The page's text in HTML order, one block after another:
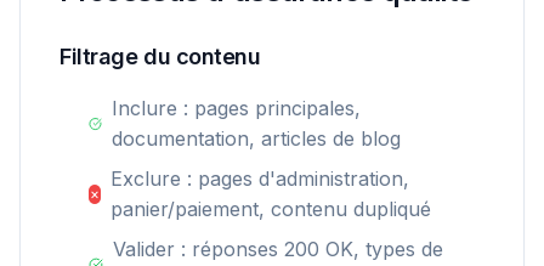
Filtrage du contenu
Inclure : pages principales,
documentation, articles de blog
×
Exclure : pages d'administration,
panier/paiement, contenu dupliqué
Valider : réponses 200 OK, types de